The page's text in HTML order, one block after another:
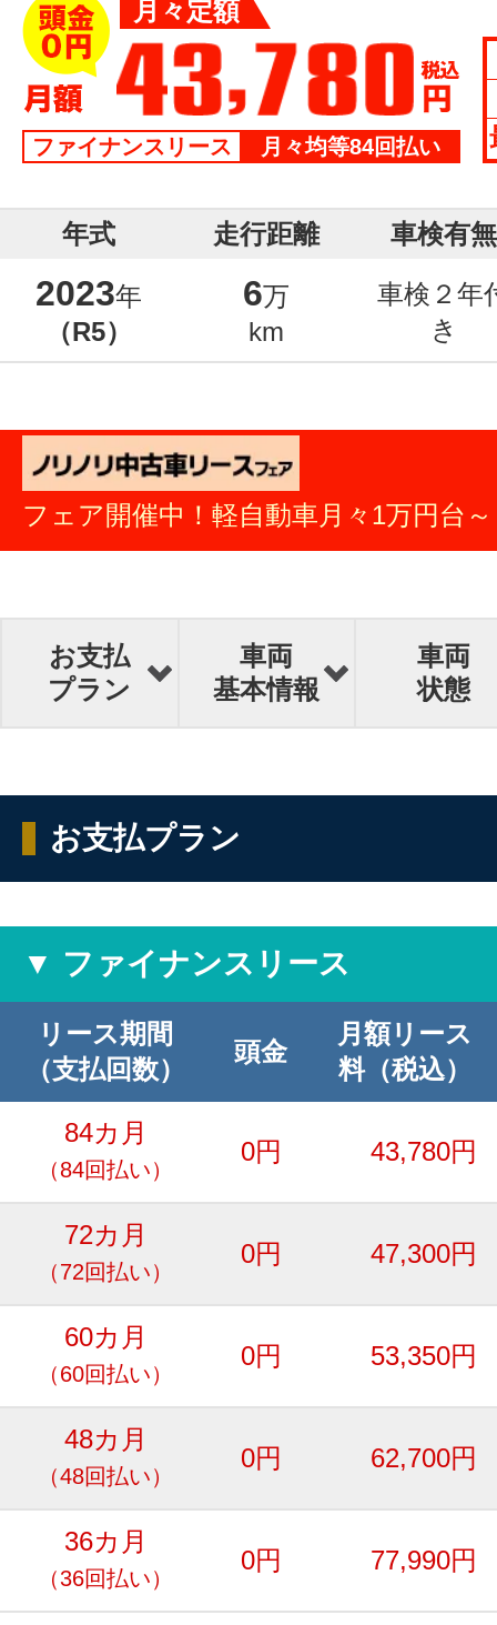
月々定額
ファイナンスリース 月々均等84回払い
年式 走行距離 車検有無
2023年
（R5）
6万
km
車検２年
き
フェア開催中！軽自動車月々1万円台～
お支払
プラン
車両
基本情報
車両
状態
お支払プラン
▼ ファイナンスリース
リース期間
（支払回数）
頭金
月額リース
料（税込）
84カ月
（84回払い）
0円 43,780円
72カ月
（72回払い）
0円 47,300円
60カ月
（60回払い）
0円 53,350円
48カ月
（48回払い）
0円 62,700円
36カ月
（36回払い）
0円 77,990円